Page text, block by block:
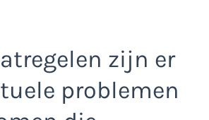
zijn er
problemen